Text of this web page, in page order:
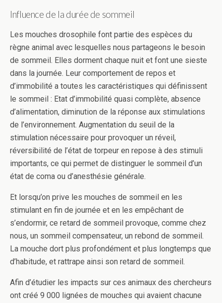
Influence de la durée de sommeil
Les mouches drosophile font partie des espèces du
règne animal avec lesquelles nous partageons le besoin
de sommeil. Elles dorment chaque nuit et font une sieste
dans la journée. Leur comportement de repos et
d’immobilité a toutes les caractéristiques qui définissent
le sommeil : Etat d’immobilité quasi complète, absence
d’alimentation, diminution de la réponse aux stimulations
de l’environnement. Augmentation du seuil de la
stimulation nécessaire pour provoquer un réveil,
réversibilité de l’état de torpeur en repose à des stimuli
importants, ce qui permet de distinguer le sommeil d’un
état de coma ou d’anesthésie générale.
Et lorsqu’on prive les mouches de sommeil en les
stimulant en fin de journée et en les empêchant de
s’endormir, ce retard de sommeil provoque, comme chez
nous, un sommeil compensateur, un rebond de sommeil.
La mouche dort plus profondément et plus longtemps que
d’habitude, et rattrape ainsi son retard de sommeil.
Afin d’étudier les impacts sur ces animaux des chercheurs
ont créé 9 000 lignées de mouches qui avaient chacune